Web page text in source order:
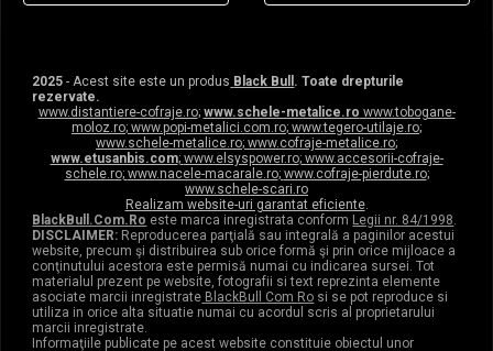
2025 - Acest site este un produs Black Bull . Toate drepturile
rezervate.
www.distantiere-cofraje.ro; www.schele-metalice.ro www.tobogane-
moloz.ro; www.popi-metalici.com.ro; www.tegero-utilaje.ro;
www.schele-metalice.ro; www.cofraje-metalice.ro;
www.etusanbis.com; www.elsyspower.ro;www.accesorii-cofraje-
schele.ro; www.nacele-macarale.ro; www.cofraje-pierdute.ro;
www.schele-scari.ro
Realizam website-uri garantat eficiente.
BlackBull.Com.Ro este marca inregistrata conform Legii nr. 84/1998.
DISCLAIMER: Reproducerea parţială sau integrală a paginilor acestui
website, precum şi distribuirea sub orice formă şi prin orice mijloace a
conţinutului acestora este permisă numai cu indicarea sursei. Tot
materialul prezent pe website, fotografii si text reprezinta elemente
asociate marcii inregistrate BlackBull Com Ro si se pot reproduce si
utiliza in orice alta situatie numai cu acordul scris al proprietarului
marcii inregistrate.
Informaţiile publicate pe acest website constituie obiectul unor